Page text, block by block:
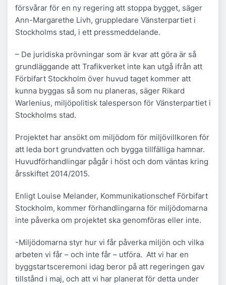
försvårar för en ny regering att stoppa bygget, säger
Ann-Margarethe Livh, gruppledare Vänsterpartiet i
Stockholms stad, i ett pressmeddelande.
– De juridiska prövningar som är kvar att göra är så
grundläggande att Trafikverket inte kan utgå ifrån att
Förbifart Stockholm över huvud taget kommer att
kunna byggas så som nu planeras, säger Rikard
Warlenius, miljöpolitisk talesperson för Vänsterpartiet i
Stockholms stad.
Projektet har ansökt om miljödom för miljövillkoren för
att leda bort grundvatten och bygga tillfälliga hamnar.
Huvudförhandlingar pågår i höst och dom väntas kring
årsskiftet 2014/2015.
Enligt Louise Melander, Kommunikationschef Förbifart
Stockholm, kommer förhandlingarna för miljödomarna
inte påverka om projektet ska genomföras eller inte.
-Miljödomarna styr hur vi får påverka miljön och vilka
arbeten vi får – och inte får – utföra. Att vi har en
byggstartsceremoni idag beror på att regeringen gav
tillstånd i maj, och att vi har planerat för detta under